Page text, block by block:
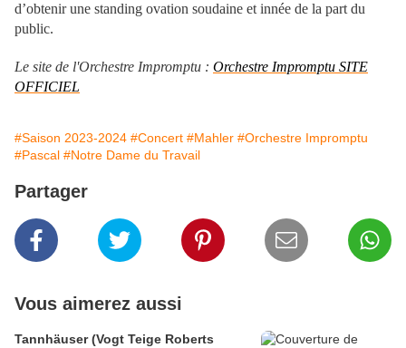
d’obtenir une standing ovation soudaine et innée de la part du
public.
Le site de l'Orchestre Impromptu : Orchestre Impromptu SITE
OFFICIEL
#Saison 2023-2024 #Concert #Mahler #Orchestre Impromptu
#Pascal #Notre Dame du Travail
Partager
Vous aimerez aussi
Tannhäuser (Vogt Teige Roberts